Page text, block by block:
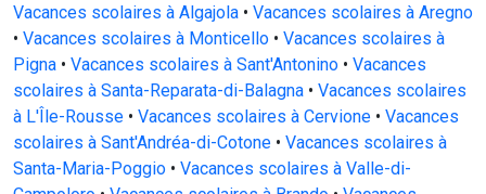
Vacances scolaires à Algajola • Vacances scolaires à Aregno
• Vacances scolaires à Monticello • Vacances scolaires à
Pigna • Vacances scolaires à Sant'Antonino • Vacances
scolaires à Santa-Reparata-di-Balagna • Vacances scolaires
à L'Île-Rousse • Vacances scolaires à Cervione • Vacances
scolaires à Sant'Andréa-di-Cotone • Vacances scolaires à
Santa-Maria-Poggio • Vacances scolaires à Valle-di-